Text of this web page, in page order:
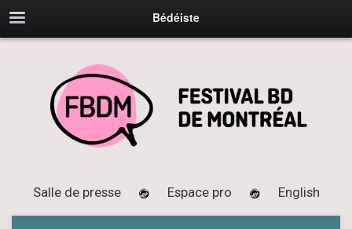
Bédéiste
Salle de presse Espace pro English